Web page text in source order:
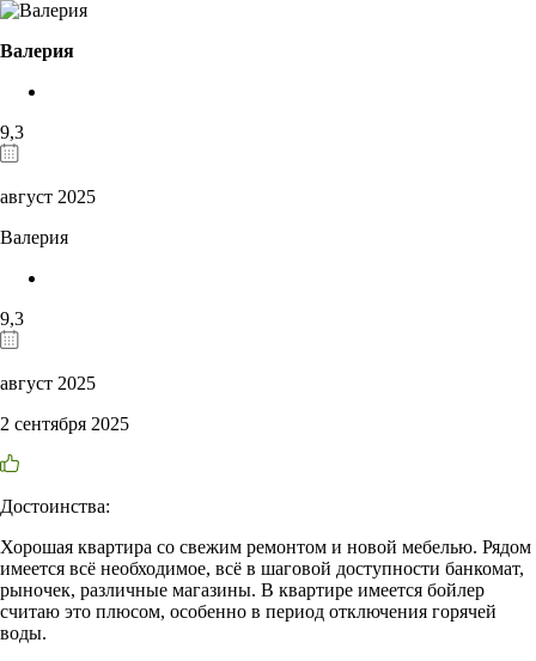
Валерия
9,3
август 2025
Валерия
9,3
август 2025
2 сентября 2025
Достоинства:
Хорошая квартира со свежим ремонтом и новой мебелью. Рядом
имеется всё необходимое, всё в шаговой доступности банкомат,
рыночек, различные магазины. В квартире имеется бойлер
считаю это плюсом, особенно в период отключения горячей
воды.